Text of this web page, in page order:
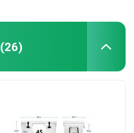
(26)